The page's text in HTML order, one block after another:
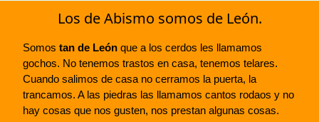
Los de Abismo somos de León.
Somos tan de León que a los cerdos les llamamos
gochos. No tenemos trastos en casa, tenemos telares.
Cuando salimos de casa no cerramos la puerta, la
trancamos. A las piedras las llamamos cantos rodaos y no
hay cosas que nos gusten, nos prestan algunas cosas.